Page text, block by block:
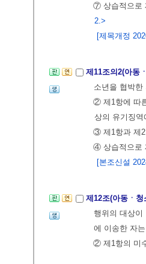
⑦ 상습적으로
2.>
[제목개정
제11조의2(아동
소년을 협박
② 제1항에 따
상의 유기징역
③ 제1항과 제2
④ 상습적으로
[본조신설
제12조(아동ㆍ
행위의 대상이
에 이송한 자
② 제1항의 미